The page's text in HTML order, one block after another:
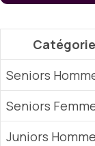
Catégorie
Seniors
Seniors
Juniors